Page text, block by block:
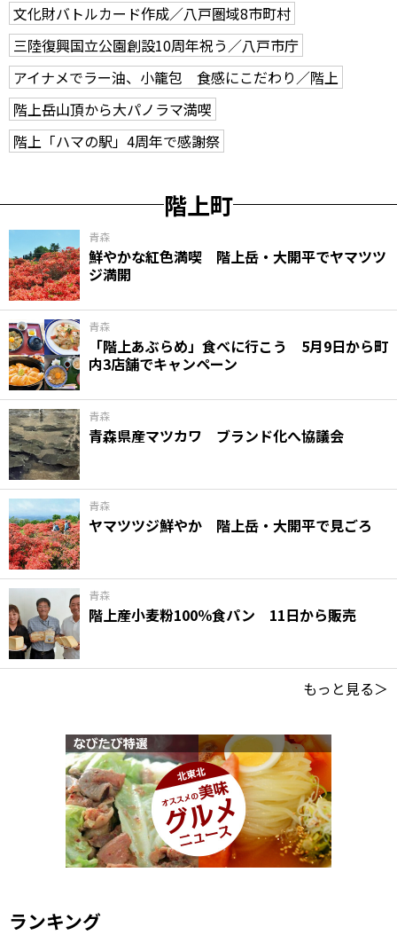
文化財バトルカード作成／八戸圏域8市町村
三陸復興国立公園創設10周年祝う／八戸市庁
アイナメでラー油、小籠包 食感にこだわり／階上
階上岳山頂から大パノラマ満喫
階上「ハマの駅」4周年で感謝祭
階上町
青森
鮮やかな紅色満喫 階上岳・大開平でヤマツツ
ジ満開
青森
「階上あぶらめ」食べに行こう 5月9日から町
内3店舗でキャンペーン
青森
青森県産マツカワ ブランド化へ協議会
青森
ヤマツツジ鮮やか 階上岳・大開平で見ごろ
青森
階上産小麦粉100％食パン 11日から販売
もっと見る＞
ランキング